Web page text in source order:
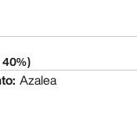
40%)
: Azalea